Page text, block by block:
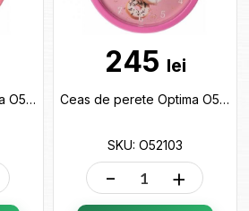
Ceas de perete Optima O52104
245 lei
Ceas de perete Optima O52103
SKU: O52103
- +